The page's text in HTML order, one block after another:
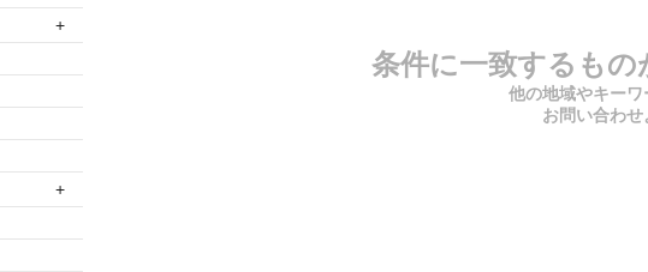
+
+
条件に一致するも
他の地域やキーワ
お問い合わ